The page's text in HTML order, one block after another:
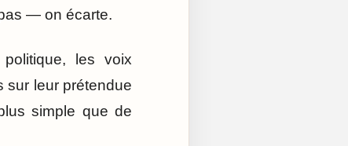
— on écarte.
politique, les voix
sur leur prétendue
simple que de